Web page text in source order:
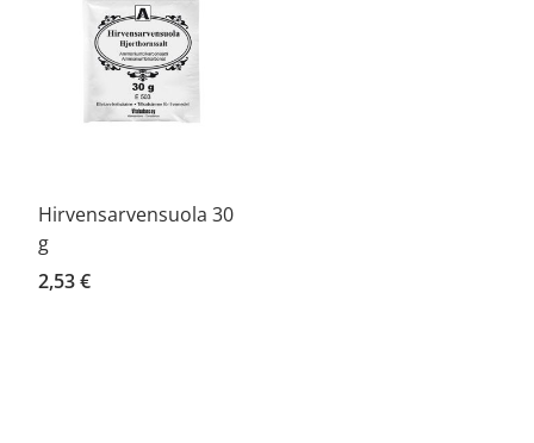
Hirvensarvensuola 30
g
2,53 €